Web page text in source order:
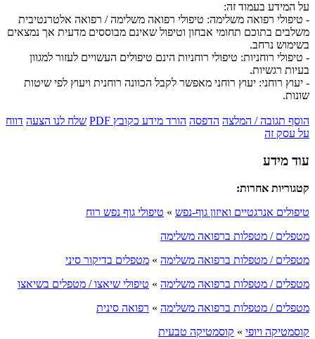
על המידע בעמוד זה:
- טיפולי רפואה משלימה: טיפולי רפואה משלימה / רפואה אלטרנטיבית
משלבים בתוכם תחומי אבחון וטיפול שאינם מבוססים מדעית אך נמצאים
בשימוש נרחב.
- טיפולי רוחניות: טיפולי רוחניות הינם טיפולים העשויים לעזור למגוון
בעיות רגשיות.
- יעוץ רוחני: יעוץ רוחני מאפשר לקבל הכוונה רוחנית ויעוץ לפי שיטות
שונות.
הוסף תגובה / המלצה הדפסה הורד מידע כקובץ PDF שלח לנו הצעה דווח
על עסק זה
עוד מידע
קטגוריות אחרות:
טיפולים אנרגטיים ואיזון גוף-נפש » טיפולי גוף נפש רוח
מטפלים / מטפלות ברפואה משלימה
מטפלים / מטפלות ברפואה משלימה » מטפלים בדיקור סיני
מטפלים / מטפלות ברפואה משלימה » טיפולי שיאצו / מטפלים בשיאצו
מטפלים / מטפלות ברפואה משלימה » רפואה סינית
קוסמטיקה ויופי » קוסמטיקה טבעית